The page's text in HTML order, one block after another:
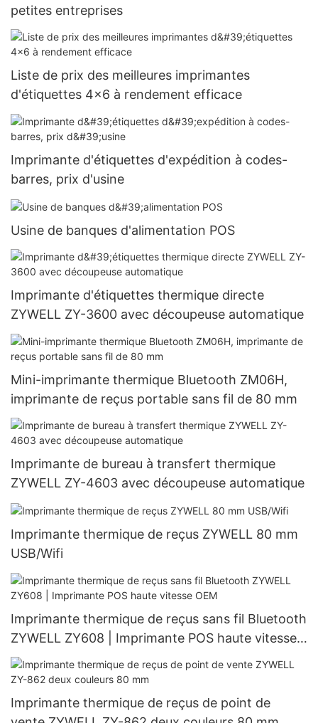
petites entreprises
Liste de prix des meilleures imprimantes
d'étiquettes 4x6 à rendement efficace
Imprimante d'étiquettes d'expédition à codes-
barres, prix d'usine
Usine de banques d'alimentation POS
Imprimante d'étiquettes thermique directe
ZYWELL ZY-3600 avec découpeuse automatique
Mini-imprimante thermique Bluetooth ZM06H,
imprimante de reçus portable sans fil de 80 mm
Imprimante de bureau à transfert thermique
ZYWELL ZY-4603 avec découpeuse automatique
Imprimante thermique de reçus ZYWELL 80 mm
USB/Wifi
Imprimante thermique de reçus sans fil Bluetooth
ZYWELL ZY608 | Imprimante POS haute vitesse
OEM
Imprimante thermique de reçus de point de